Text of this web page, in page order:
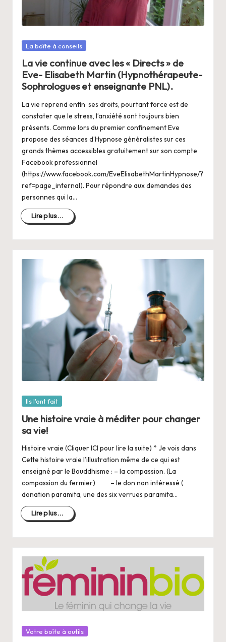
n
g
e
r
s
a
V
ie
Posté
La boîte à conseils
La vie continue avec les « Directs » de
Eve- Elisabeth Martin (Hypnothérapeute-
Sophrologues et enseignante PNL).
La vie reprend enfin ses droits, pourtant force est de
constater que le stress, l’anxiété sont toujours bien
présents. Comme lors du premier confinement Eve
propose des séances d’Hypnose généralistes sur ces
grands thèmes accessibles gratuitement sur son compte
Facebook professionnel
(https://www.facebook.com/EveElisabethMartinHypnose/?
ref=page_internal). Pour répondre aux demandes des
personnes qui la…
Lire plus...
Posté
Ils l'ont fait
Une histoire vraie à méditer pour changer
sa vie!
Histoire vraie (Cliquer ICI pour lire la suite) * Je vois dans
Cette histoire vraie l’illustration même de ce qui est
enseigné par le Bouddhisme : – la compassion. (La
compassion du fermier) – le don non intéressé (
donation paramita, une des six verrues paramita…
Lire plus...
Posté
Votre boîte à outils